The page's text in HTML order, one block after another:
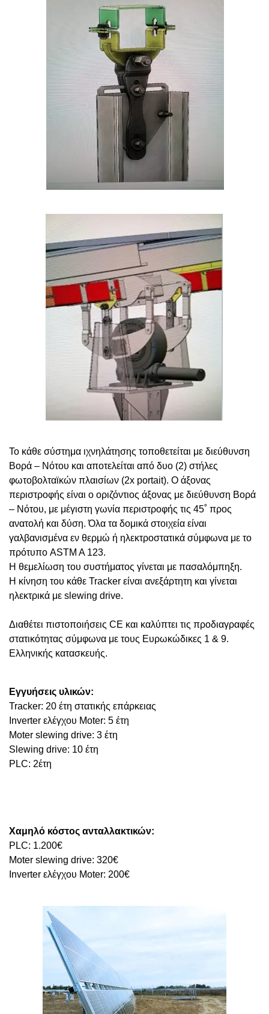
Το κάθε σύστημα ιχνηλάτησης τοποθετείται με διεύθυνση
Βορά – Νότου και αποτελείται από δυο (2) στήλες
φωτοβολταϊκών πλαισίων (2x portait). Ο άξονας
περιστροφής είναι ο οριζόντιος άξονας με διεύθυνση Βορά
– Νότου, με μέγιστη γωνία περιστροφής τις 45˚ προς
ανατολή και δύση. Όλα τα δομικά στοιχεία είναι
γαλβανισμένα εν θερμώ ή ηλεκτροστατικά σύμφωνα με το
πρότυπο ASTM A 123.
Η θεμελίωση του συστήματος γίνεται με πασαλόμπηξη.
Η κίνηση του κάθε Tracker είναι ανεξάρτητη και γίνεται
ηλεκτρικά με slewing drive.
Διαθέτει πιστοποιήσεις CE και καλύπτει τις προδιαγραφές
στατικότητας σύμφωνα με τους Ευρωκώδικες 1 & 9.
Ελληνικής κατασκευής.
Εγγυήσεις υλικών:
Tracker: 20 έτη στατικής επάρκειας
Inverter ελέγχου Moter: 5 έτη
Moter slewing drive: 3 έτη
Slewing drive: 10 έτη
PLC: 2έτη
Χαμηλό κόστος ανταλλακτικών:
PLC: 1.200€
Moter slewing drive: 320€
Inverter ελέγχου Moter: 200€